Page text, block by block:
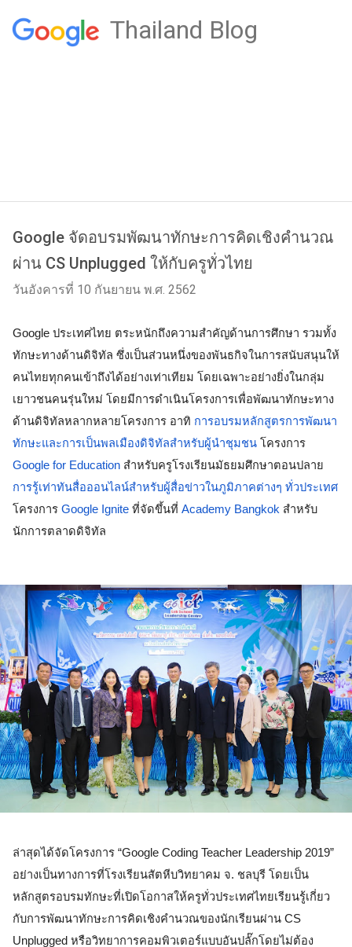
Thailand Blog
Google จัดอบรมพัฒนาทักษะการคิดเชิงคำนวณ
ผ่าน CS Unplugged ให้กับครูทั่วไทย
วันอังคารที่ 10 กันยายน พ.ศ. 2562
Google ประเทศไทย ตระหนักถึงความสำคัญด้านการศึกษา รวมทั้ง
ทักษะทางด้านดิจิทัล ซึ่งเป็นส่วนหนึ่งของพันธกิจในการสนับสนุนให้
คนไทยทุกคนเข้าถึงได้อย่างเท่าเทียม โดยเฉพาะอย่างยิ่งในกลุ่ม
เยาวชนคนรุ่นใหม่ โดยมีการดำเนินโครงการเพื่อพัฒนาทักษะทาง
ด้านดิจิทัลหลากหลายโครงการ อาทิ การอบรมหลักสูตรการพัฒนา
ทักษะและการเป็นพลเมืองดิจิทัลสำหรับผู้นำชุมชน
Google for Education
การรู้เท่าทันสื่อออนไลน์สำหรับผู้สื่อข่าวในภูมิภาคต่างๆ ทั่วประเทศ
โครงการ Google Ignite ที่จัดขึ้นที่ Academy Bangkok สำหรับ
นักการตลาดดิจิทัล
ล่าสุดได้จัดโครงการ “Google Coding Teacher Leadership 2019”
อย่างเป็นทางการที่โรงเรียนสัตหีบวิทยาคม จ. ชลบุรี โดยเป็น
หลักสูตรอบรมทักษะที่เปิดโอกาสให้ครูทั่วประเทศไทยเรียนรู้เกี่ยว
กับการพัฒนาทักษะการคิดเชิงคำนวณของนักเรียนผ่าน CS
Unplugged หรือวิทยาการคอมพิวเตอร์แบบอันปลั๊กโดยไม่ต้อง